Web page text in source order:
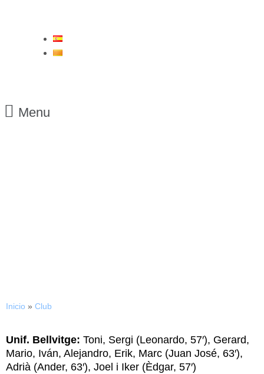
Menu
Inicio » Club
Unif. Bellvitge: Toni, Sergi (Leonardo, 57′), Gerard,
Mario, Iván, Alejandro, Erik, Marc (Juan José, 63′),
Adrià (Ander, 63′), Joel i Iker (Èdgar, 57′)